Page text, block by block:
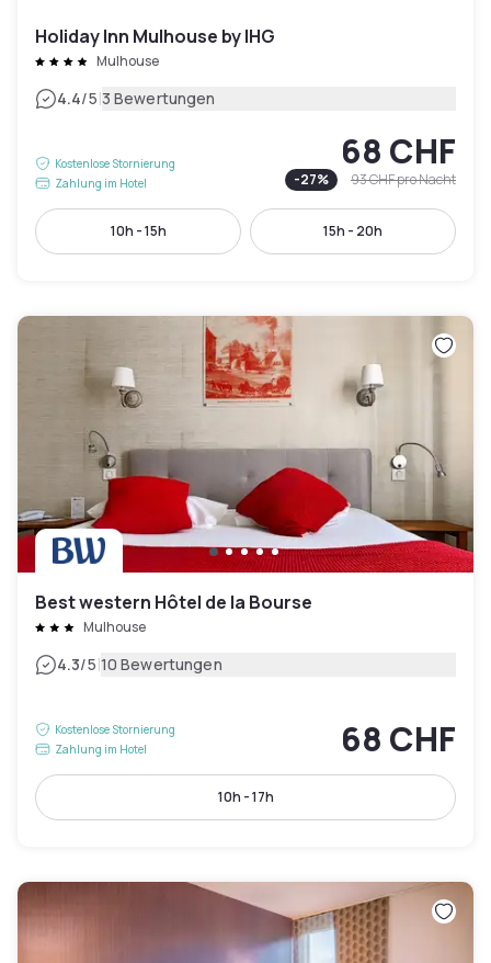
Holiday Inn Mulhouse by IHG
Mulhouse
4.4/5|3 Bewertungen
Kostenlose Stornierung
Zahlung im Hotel
68 CHF
-27% 93 CHFpro Nacht
10h - 15h 15h - 20h
Best western Hôtel de la Bourse
Mulhouse
4.3/5|10 Bewertungen
Kostenlose Stornierung
Zahlung im Hotel
68 CHF
10h - 17h